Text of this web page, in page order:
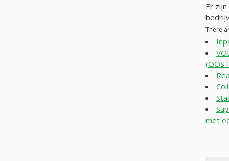
Er
There
met